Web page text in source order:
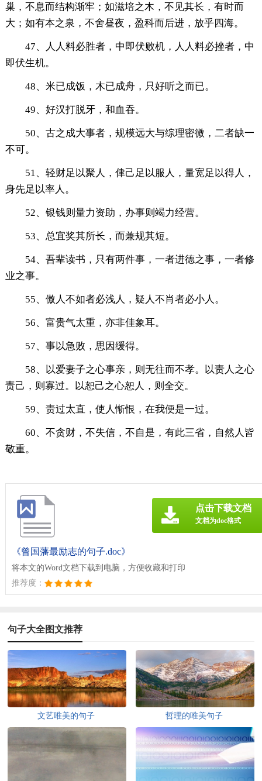
巢，不息而结构渐牢；如滋培之木，不见其长，有时而
大；如有本之泉，不舍昼夜，盈科而后进，放乎四海。
47、人人料必胜者，中即伏败机，人人料必挫者，中
即伏生机。
48、米已成饭，木已成舟，只好听之而已。
49、好汉打脱牙，和血吞。
50、古之成大事者，规模远大与综理密微，二者缺一
不可。
51、轻财足以聚人，侓己足以服人，量宽足以得人，
身先足以率人。
52、银钱则量力资助，办事则竭力经营。
53、总宜奖其所长，而兼规其短。
54、吾辈读书，只有两件事，一者进德之事，一者修
业之事。
55、傲人不如者必浅人，疑人不肖者必小人。
56、富贵气太重，亦非佳象耳。
57、事以急败，思因缓得。
58、以爱妻子之心事亲，则无往而不孝。以责人之心
责己，则寡过。以恕己之心恕人，则全交。
59、责过太直，使人惭恨，在我便是一过。
60、不贪财，不失信，不自是，有此三省，自然人皆
敬重。
《曾国藩最励志的句子.doc》
将本文的Word文档下载到电脑，方便收藏和打印
推荐度：
点击下载文档
文档为doc格式
句子大全图文推荐
文艺唯美的句子 哲理的唯美句子